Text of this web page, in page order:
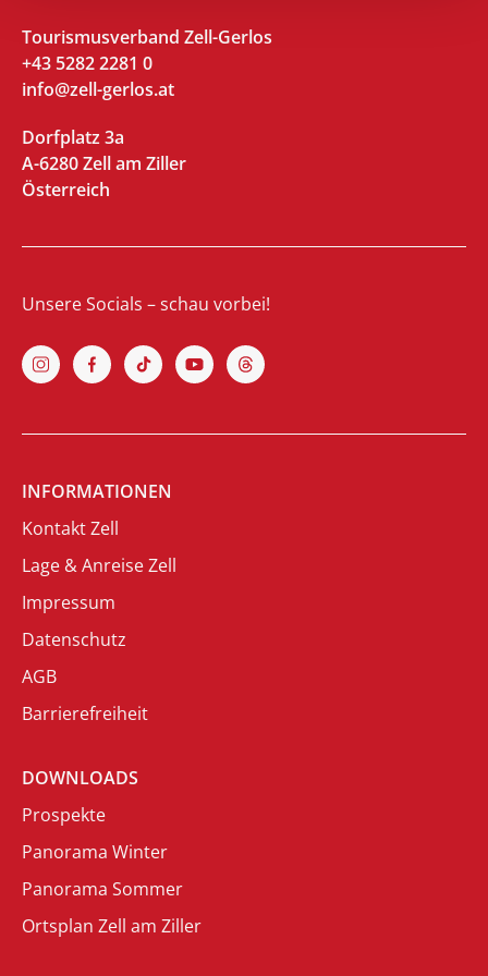
Tourismusverband Zell-Gerlos
+43 5282 2281 0
info@zell-gerlos.at
Dorfplatz 3a
A-6280 Zell am Ziller
Österreich
Unsere Socials – schau vorbei!
INFORMATIONEN
Kontakt Zell
Lage & Anreise Zell
Impressum
Datenschutz
AGB
Barrierefreiheit
DOWNLOADS
Prospekte
Panorama Winter
Panorama Sommer
Ortsplan Zell am Ziller